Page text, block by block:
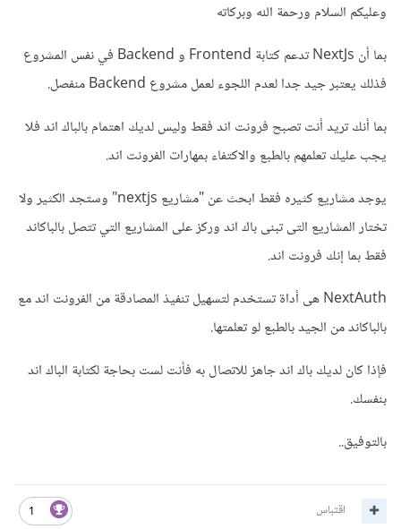
وعليكم السلام ورحمة الله وبركاته
بما أن NextJs تدعم كتابة Frontend و Backend في نفس المشروع
فذلك يعتبر جيد جدا لعدم اللجوء لعمل مشروع Backend منفصل.
بما أنك تريد أنت تصبح فرونت اند فقط وليس لديك اهتمام بالباك اند فلا
يجب عليك تعلمهم بالطبع والاكتفاء بمهارات الفرونت اند.
يوجد مشاريع كثيره فقط ابحث عن "مشاريع nextjs" وستجد الكثير ولا
تختار المشاريع التى تبنى باك اند وركز على المشاريع التي تتصل بالباكاند
فقط بما إنك فرونت اند.
NextAuth هى أداة تستخدم لتسهيل تنفيذ المصادقة من الفرونت اند مع
بالباكاند من الجيد بالطبع لو تعلمتها.
فإذا كان لديك باك اند جاهز للاتصال به فأنت لست بحاجة لكتابة الباك اند
بنفسك.
بالتوفيق..
1 اقتباس